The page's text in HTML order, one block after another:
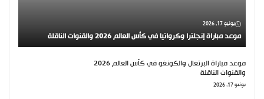
يونيو 17, 2026
موعد مباراة إنجلترا وكرواتيا في كأس العالم 2026 والقنوات الناقلة
موعد مباراة البرتغال والكونغو في كأس العالم 2026
والقنوات الناقلة
يونيو 17, 2026